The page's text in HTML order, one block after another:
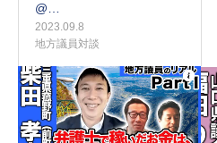
@…
2023.09.8
地方議員対談